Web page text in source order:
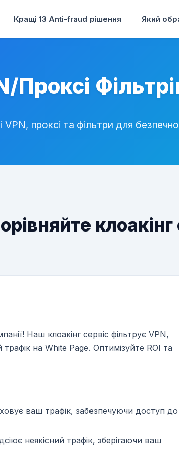
Кращі 13 Anti-fraud рішення Який
Проксі
VPN, проксі та фільтри для
клоакінг
Наш клоакінг сервіс фільтрує VPN,
на White Page. Оптимізуйте ROI та
ваш трафік, забезпечуючи доступ до
неякісний трафік, зберігаючи ваш